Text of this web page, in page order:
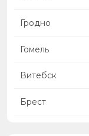
Гродно
Гомель
Витебск
Брест